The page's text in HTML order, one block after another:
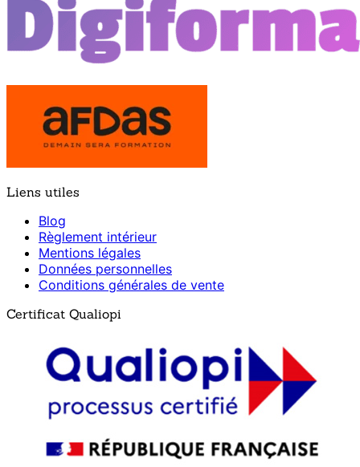
Liens utiles
Blog
Règlement intérieur
Mentions légales
Données personnelles
Conditions générales de vente
Certificat Qualiopi